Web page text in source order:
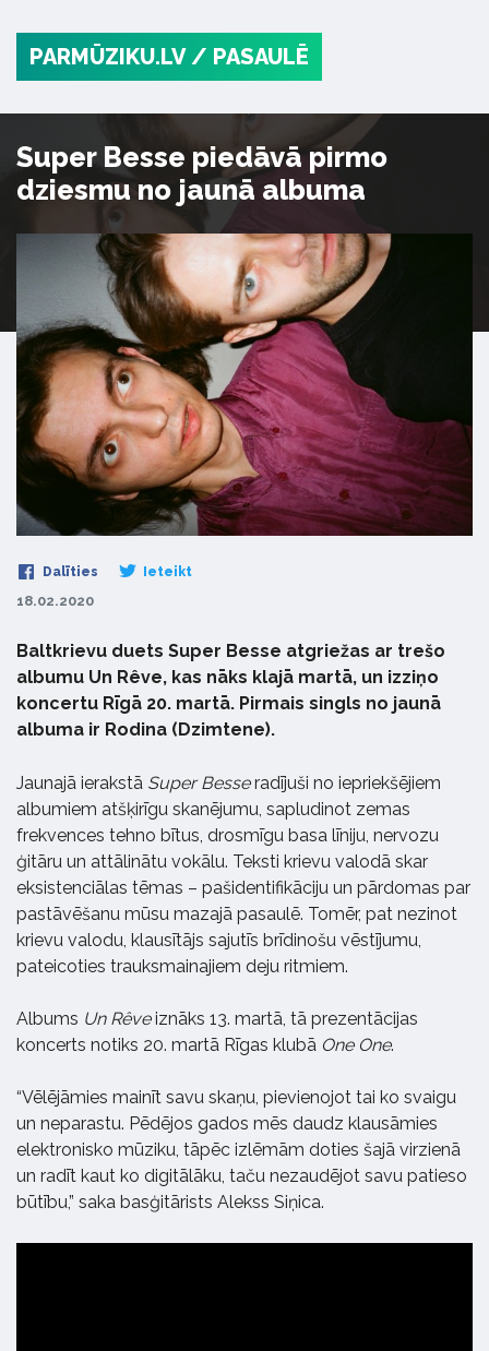
PARMŪZIKU.LV / PASAULĒ
Super Besse piedāvā pirmo
dziesmu no jaunā albuma
Dalīties Ieteikt
18.02.2020
Baltkrievu duets Super Besse atgriežas ar trešo
albumu Un Rêve, kas nāks klajā martā, un izziņo
koncertu Rīgā 20. martā. Pirmais singls no jaunā
albuma ir Rodina (Dzimtene).
Jaunajā ierakstā Super Besseradījuši no iepriekšējiem
albumiem atšķirīgu skanējumu, sapludinot zemas
frekvences tehno bītus, drosmīgu basa līniju, nervozu
ģitāru un attālinātu vokālu. Teksti krievu valodā skar
eksistenciālas tēmas – pašidentifikāciju un pārdomas par
pastāvēšanu mūsu mazajā pasaulē. Tomēr, pat nezinot
krievu valodu, klausītājs sajutīs brīdinošu vēstījumu,
pateicoties trauksmainajiem deju ritmiem.
Albums Un Rêveiznāks 13. martā, tā prezentācijas
koncerts notiks 20. martā Rīgas klubā One One.
“Vēlējāmies mainīt savu skaņu, pievienojot tai ko svaigu
un neparastu. Pēdējos gados mēs daudz klausāmies
elektronisko mūziku, tāpēc izlēmām doties šajā virzienā
un radīt kaut ko digitālāku, taču nezaudējot savu patieso
būtību,” saka basģitārists Alekss Siņica.